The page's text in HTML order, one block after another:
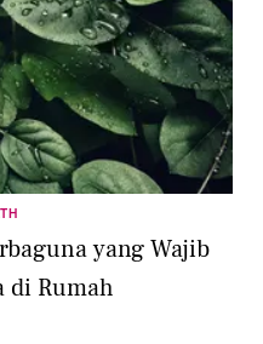
yang Wajib
di Rumah